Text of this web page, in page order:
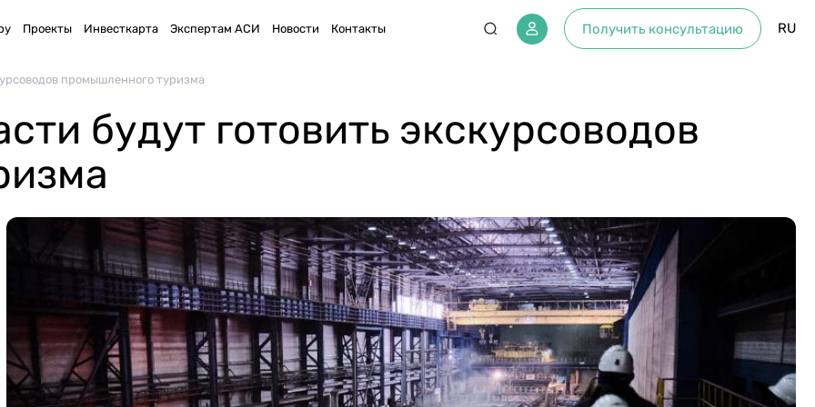
Проекты Инвесткарта Экспертам АСИ Новости Контакты Получить консультацию RU
промышленного туризма
будут готовить экскурсоводов